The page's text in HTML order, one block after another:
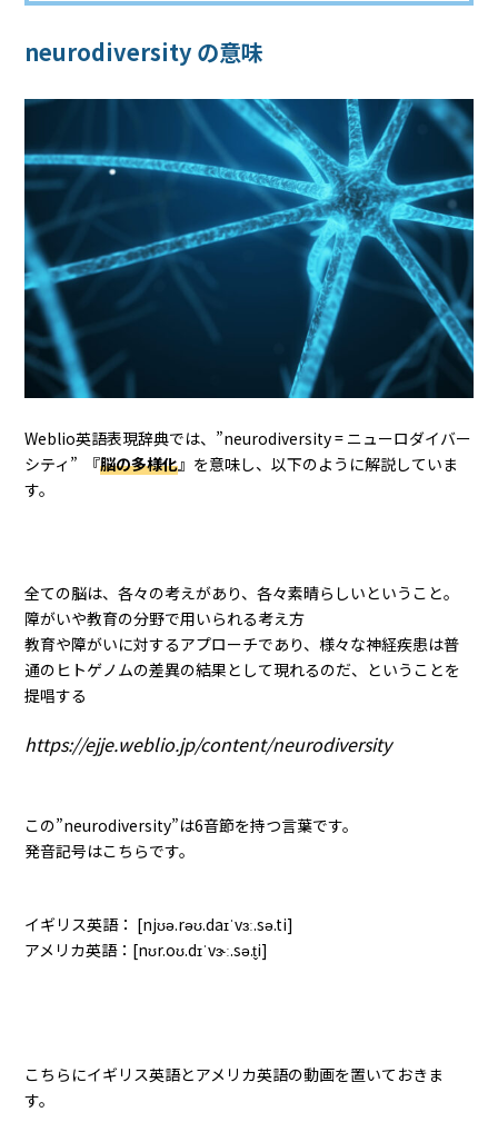
neurodiversity の意味
Weblio英語表現辞典では、”neurodiversity = ニューロダイバー
シティ” 『脳の多様化』を意味し、以下のように解説していま
す。
全ての脳は、各々の考えがあり、各々素晴らしいということ。
障がいや教育の分野で用いられる考え方
教育や障がいに対するアプローチであり、様々な神経疾患は普
通のヒトゲノムの差異の結果として現れるのだ、ということを
提唱する
https://ejje.weblio.jp/content/neurodiversity
この”neurodiversity”は6音節を持つ言葉です。
発音記号はこちらです。
イギリス英語： [njʊə.rəʊ.daɪˈvɜː.sə.ti]
アメリカ英語：[nʊr.oʊ.dɪˈvɝː.sə.t̬i]
こちらにイギリス英語とアメリカ英語の動画を置いておきま
す。